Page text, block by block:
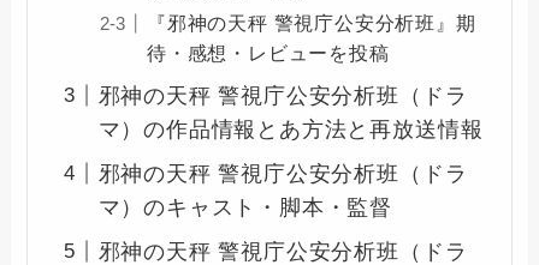
『邪神の天秤 警視庁公安分析班』期
待・感想・レビューを投稿
邪神の天秤 警視庁公安分析班（ドラ
マ）の作品情報とあ方法と再放送情報
邪神の天秤 警視庁公安分析班（ドラ
マ）のキャスト・脚本・監督
邪神の天秤 警視庁公安分析班（ドラ